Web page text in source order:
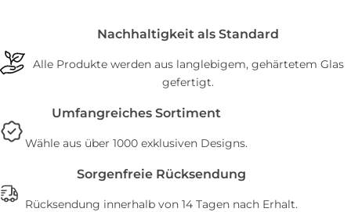
Nachhaltigkeit als Standard
Alle Produkte werden aus langlebigem, gehärtetem Glas
gefertigt.
Umfangreiches Sortiment
Wähle aus über 1000 exklusiven Designs.
Sorgenfreie Rücksendung
Rücksendung innerhalb von 14 Tagen nach Erhalt.